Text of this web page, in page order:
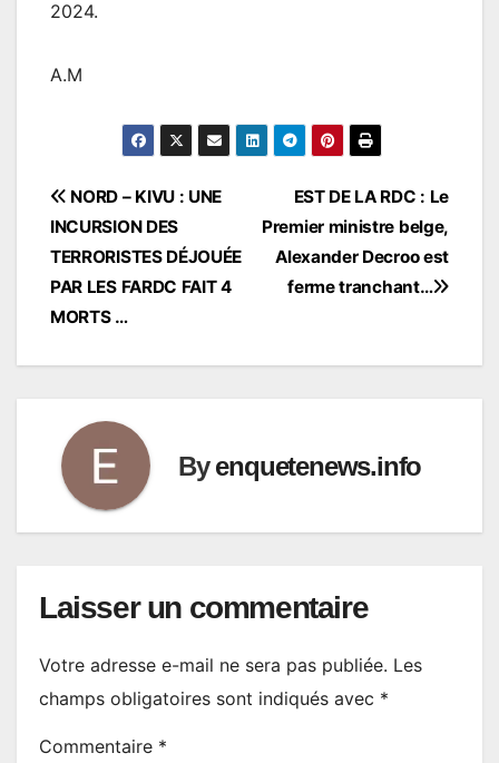
2024.
A.M
Navigation
de
l’article
EST DE LA RDC : Le
Premier ministre belge,
Alexander Decroo est
ferme tranchant…
NORD – KIVU : UNE
INCURSION DES
TERRORISTES DÉJOUÉE
PAR LES FARDC FAIT 4
MORTS …
Byenquetenews.info
Laisser un commentaire
Votre adresse e-mail ne sera pas publiée. Les
champs obligatoires sont indiqués avec *
Commentaire *